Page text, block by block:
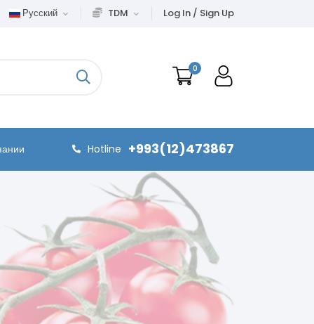
Русский TDM Log In / Sign Up
0
Hotline +993(12)473867